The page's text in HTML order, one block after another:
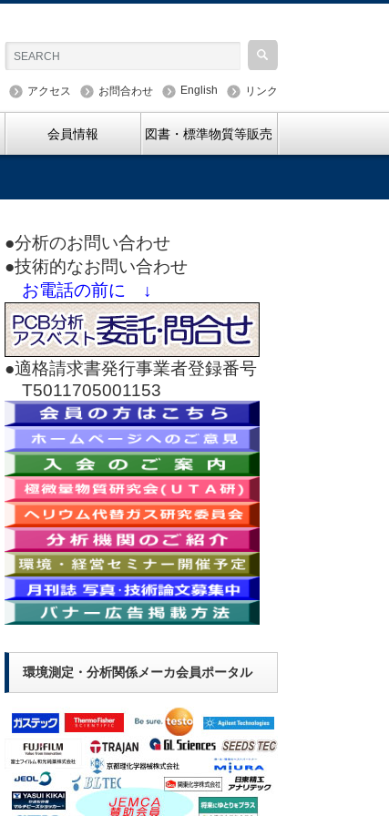
アクセス お問合わせ English リンク
会員情報 図書・標準物質等販売
●分析のお問い合わせ
●技術的なお問い合わせ
お電話の前に ↓
●適格請求書発行事業者登録番号
T5011705001153
環境測定・分析関係メーカ会員ポータル